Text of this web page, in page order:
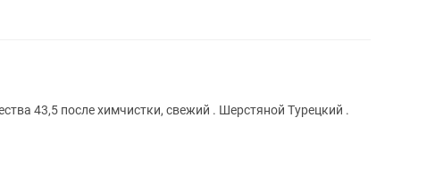
43,5 после химчистки, свежий . Шерстяной Турецкий .